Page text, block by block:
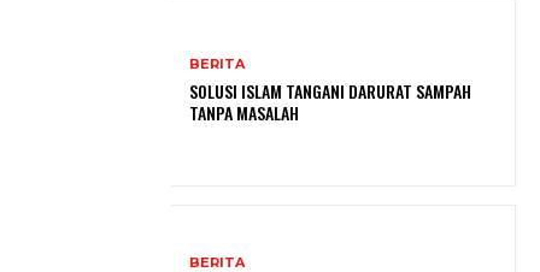
BERITA
SOLUSI ISLAM TANGANI DARURAT SAMPAH
TANPA MASALAH
BERITA